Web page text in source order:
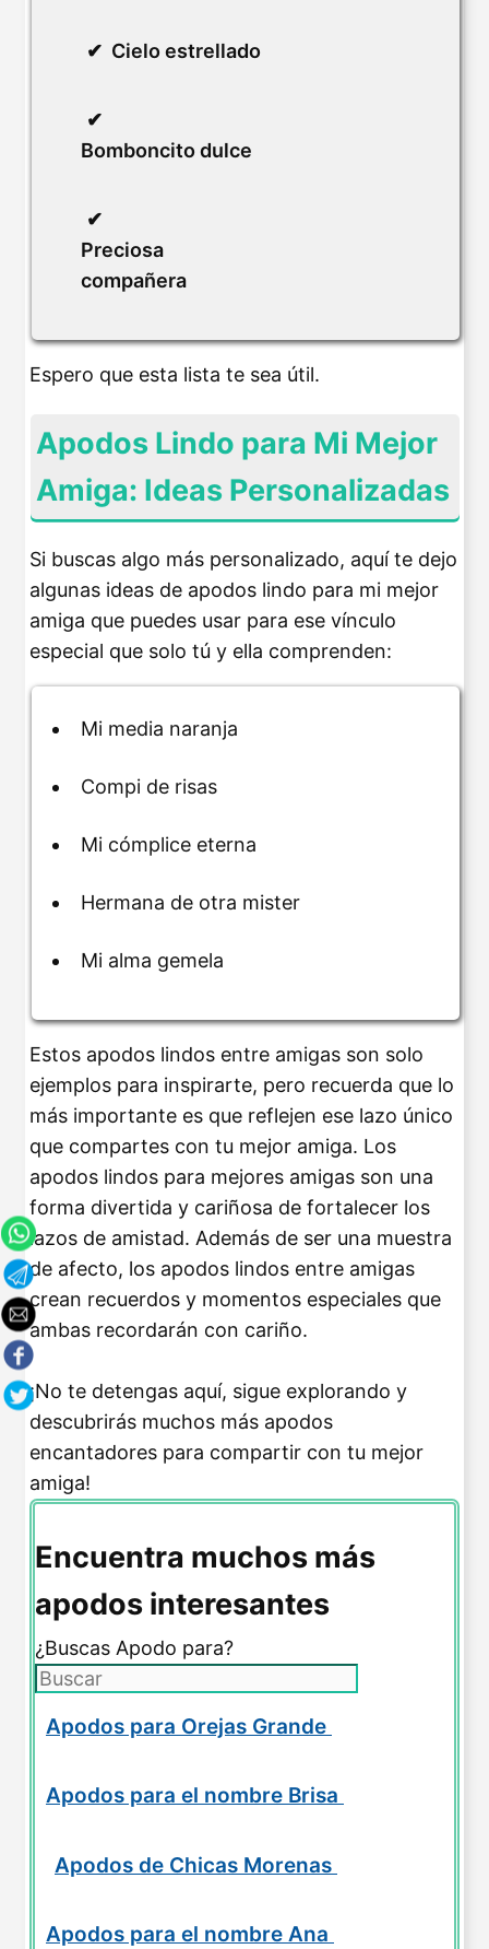
Cielo estrellado
Bomboncito dulce
Preciosa
compañera
Espero que esta lista te sea útil.
Apodos Lindo para Mi Mejor
Amiga: Ideas Personalizadas
Si buscas algo más personalizado, aquí te dejo
algunas ideas de apodos lindo para mi mejor
amiga que puedes usar para ese vínculo
especial que solo tú y ella comprenden:
Mi media naranja
Compi de risas
Mi cómplice eterna
Hermana de otra mister
Mi alma gemela
Estos apodos lindos entre amigas son solo
ejemplos para inspirarte, pero recuerda que lo
más importante es que reflejen ese lazo único
que compartes con tu mejor amiga. Los
apodos lindos para mejores amigas son una
forma divertida y cariñosa de fortalecer los
lazos de amistad. Además de ser una muestra
de afecto, los apodos lindos entre amigas
crean recuerdos y momentos especiales que
ambas recordarán con cariño.
¡No te detengas aquí, sigue explorando y
descubrirás muchos más apodos
encantadores para compartir con tu mejor
amiga!
Encuentra muchos más
apodos interesantes
¿Buscas Apodo para?
Apodos para Orejas Grande
Apodos para el nombre Brisa
Apodos de Chicas Morenas
Apodos para el nombre Ana